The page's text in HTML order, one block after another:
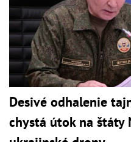
Desivé odhalenie
chystá útok na štáty